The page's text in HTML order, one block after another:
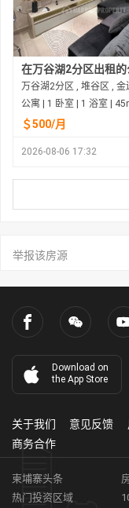
在万谷湖2分区出租的
万谷湖2分区 , 堆谷区 , 金
公寓 | 1 卧室 | 1 浴室 |
＄500/月
2026-08-06 17:32
举报该房源
Download on
the App Store
关于我们 意见反馈
商务合作
柬埔寨头条
热门投资区域